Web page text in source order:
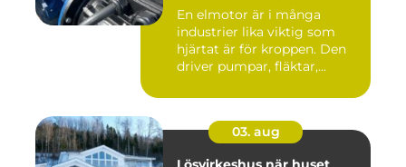
En elmotor är i många
industrier lika viktig som
hjärtat är för kroppen. Den
driver pumpar, fläktar,...
03. aug